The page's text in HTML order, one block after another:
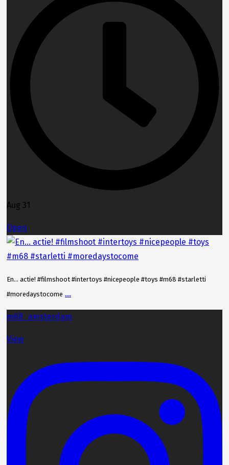
Aug 31
Open
En… actie! #filmshoot #intertoys #nicepeople #toys #m68 #starletti
#moredaystocome ...
m68_amsterdam
View